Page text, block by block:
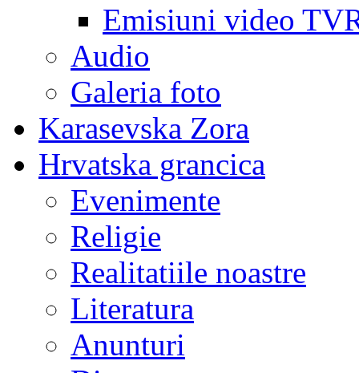
Emisiuni video
Audio
Galeria foto
Karasevska Zora
Hrvatska grancica
Evenimente
Religie
Realitatiile noastre
Literatura
Anunturi